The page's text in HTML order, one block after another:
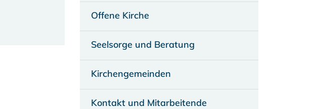
Offene Kirche
Seelsorge und Beratung
Kirchengemeinden
Kontakt und Mitarbeitende